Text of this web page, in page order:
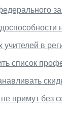
в
список
примут без